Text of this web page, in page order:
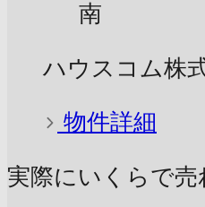
南
ハウスコム株
物件詳細
実際にいくらで売